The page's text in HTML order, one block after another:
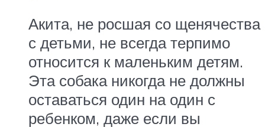
Акита, не росшая со щенячества
с детьми, не всегда терпимо
относится к маленьким детям.
Эта собака никогда не должны
оставаться один на один с
ребенком, даже если вы